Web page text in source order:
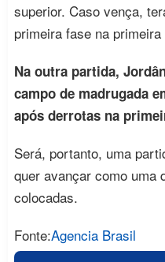
superior. Caso vença,
primeira fase na
Na outra partida,
campo de madrugada
após derrotas na
Será, portanto, uma
quer avançar como uma
colocadas.
Fonte:Agencia Brasil